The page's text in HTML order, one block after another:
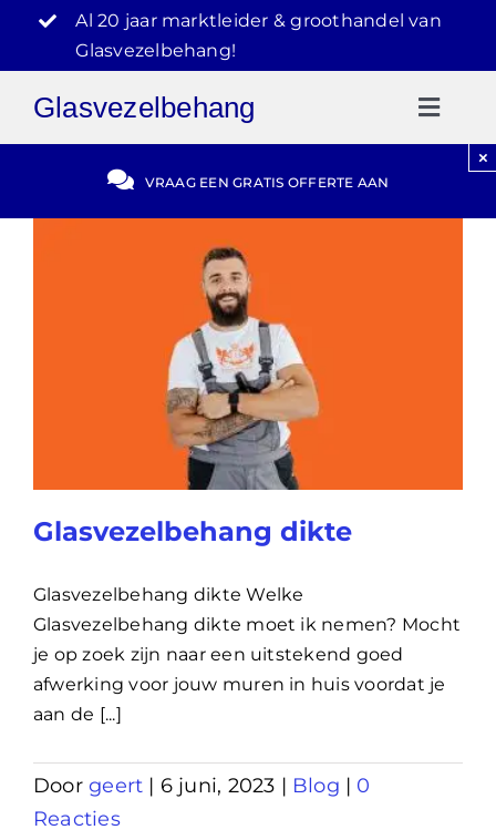
inhoud
Al 20 jaar marktleider & groothandel van
Glasvezelbehang!
Glasvezelbehang
Gratis Offerte
VRAAG EEN GRATIS OFFERTE AAN
×
Glasvezelbehang dikte
Glasvezelbehang dikte Welke
Glasvezelbehang dikte moet ik nemen? Mocht
je op zoek zijn naar een uitstekend goed
afwerking voor jouw muren in huis voordat je
aan de [...]
Doorgeert | 6 juni, 2023 | Blog | 0
Reacties